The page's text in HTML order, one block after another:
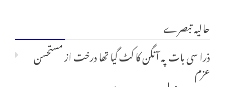
حالیہ تبصرے
ذرا سی بات پہ آنگن کا کٹ گیا تھا درختازمستحسن
عزم